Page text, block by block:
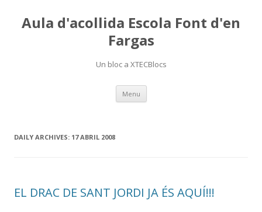
Aula d'acollida Escola Font d'en
Fargas
Un bloc a XTECBlocs
Menu Skip
content
DAILY ARCHIVES: 17 ABRIL 2008
EL DRAC DE SANT JORDI JA ÉS AQUÍ!!!